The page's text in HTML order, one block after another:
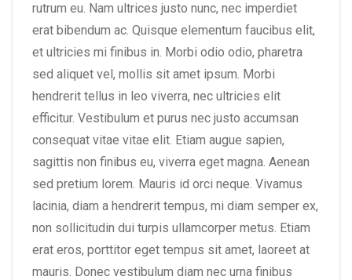
rutrum eu. Nam ultrices justo nunc, nec imperdiet
erat bibendum ac. Quisque elementum faucibus elit,
et ultricies mi finibus in. Morbi odio odio, pharetra
sed aliquet vel, mollis sit amet ipsum. Morbi
hendrerit tellus in leo viverra, nec ultricies elit
efficitur. Vestibulum et purus nec justo accumsan
consequat vitae vitae elit. Etiam augue sapien,
sagittis non finibus eu, viverra eget magna. Aenean
sed pretium lorem. Mauris id orci neque. Vivamus
lacinia, diam a hendrerit tempus, mi diam semper ex,
non sollicitudin dui turpis ullamcorper metus. Etiam
erat eros, porttitor eget tempus sit amet, laoreet at
mauris. Donec vestibulum diam nec urna finibus